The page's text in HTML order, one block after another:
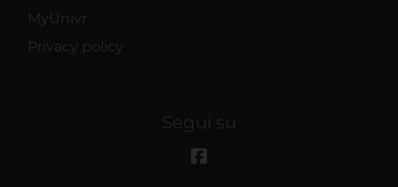
MyUnivr
Privacy policy
Segui su